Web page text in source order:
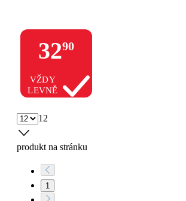
3290
VŽDY
LEVNĚ
12
produkt na stránku
1